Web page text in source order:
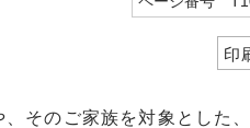
印
そのご家族を対象とした